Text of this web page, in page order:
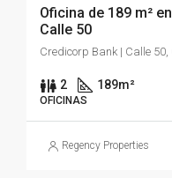
Oficina de 189 m²
Calle 50
Credicorp Bank | Calle
2 189m²
OFICINAS
Regency Properties